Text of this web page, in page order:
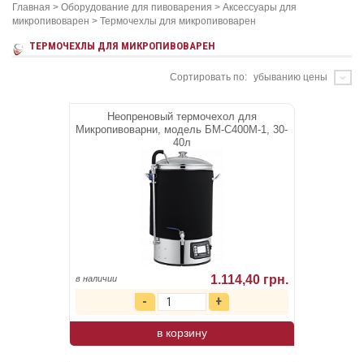
Главная > Оборудование для пивоварения > Аксессуары для
микропивоварен > Термочехлы для микропивоварен
ТЕРМОЧЕХЛЫ ДЛЯ МИКРОПИВОВАРЕН
Сортировать по: убыванию цены
Неопреновый термочехол для
Микропивоварни, модель БМ-С400М-1, 30-
40л
в наличии 1.114,40 грн.
в корзину